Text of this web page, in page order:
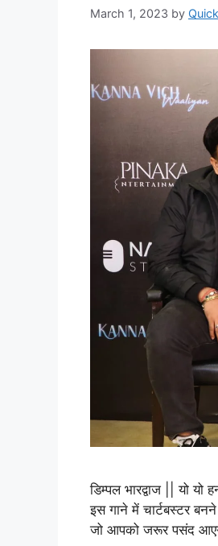
March 1, 2023 by
डिम्पल भारद्वाज || यो
इस गाने में चार्टबस्टर
जो आपको जरूर पसंद